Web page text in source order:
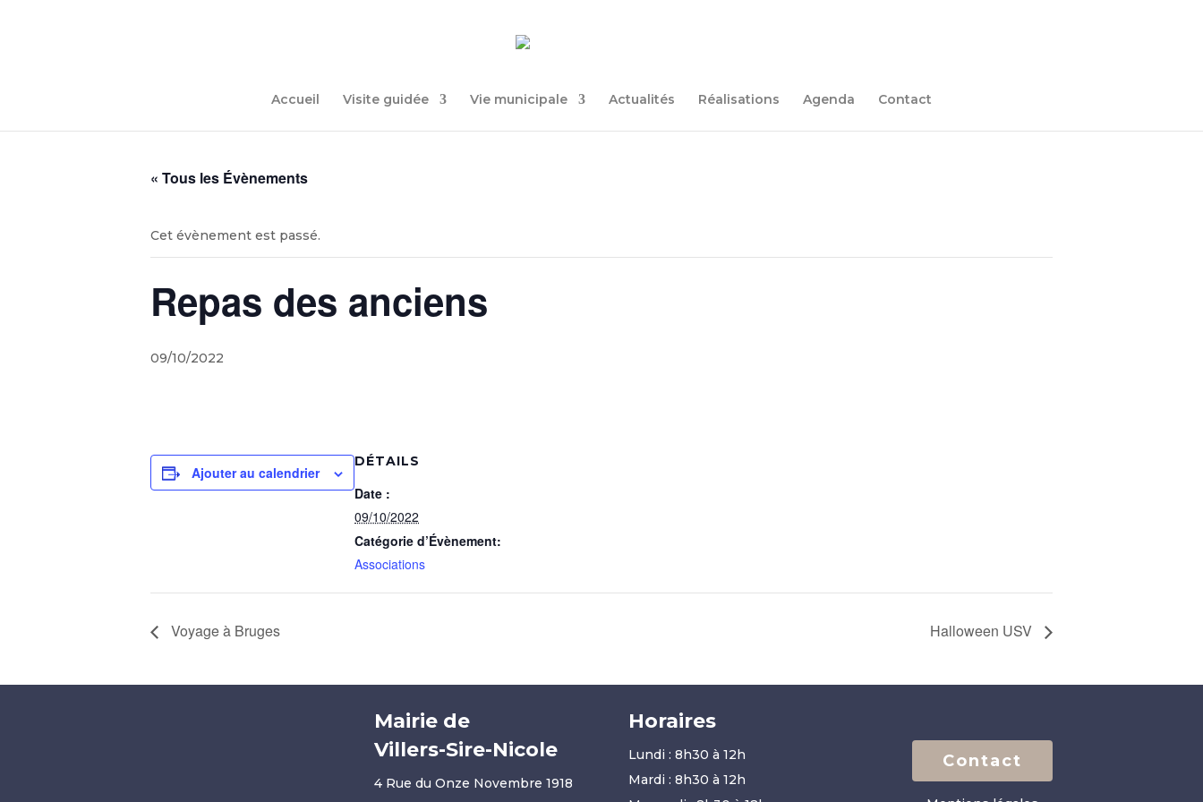
Accueil Visite guidée Vie municipale Actualités Réalisations Agenda Contact
« Tous les Évènements
Cet évènement est passé.
Repas des anciens
09/10/2022
Ajouter au calendrier
DÉTAILS
Date :
09/10/2022
Catégorie d’Évènement:
Associations
Voyage à Bruges Halloween USV
Mairie de
Villers-Sire-Nicole
4 Rue du Onze Novembre 1918
Horaires
Lundi : 8h30 à 12h
Mardi : 8h30 à 12h
Contact